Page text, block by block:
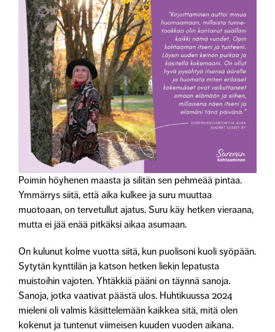
Poimin höyhenen maasta ja silitän sen pehmeää pintaa.
Ymmärrys siitä, että aika kulkee ja suru muuttaa
muotoaan, on tervetullut ajatus. Suru käy hetken vieraana,
mutta ei jää enää pitkäksi aikaa asumaan.
On kulunut kolme vuotta siitä, kun puolisoni kuoli syöpään.
Sytytän kynttilän ja katson hetken liekin lepatusta
muistoihin vajoten. Yhtäkkiä pääni on täynnä sanoja.
Sanoja, jotka vaativat päästä ulos. Huhtikuussa 2024
mieleni oli valmis käsittelemään kaikkea sitä, mitä olen
kokenut ja tuntenut viimeisen kuuden vuoden aikana.